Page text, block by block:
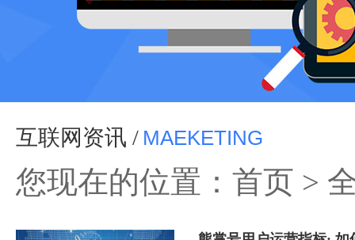
互联网资讯 / MAEKETING
您现在的位置： 首页 >